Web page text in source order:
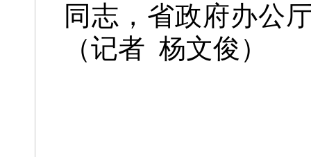
同志，省政府办公
（记者 杨文俊）